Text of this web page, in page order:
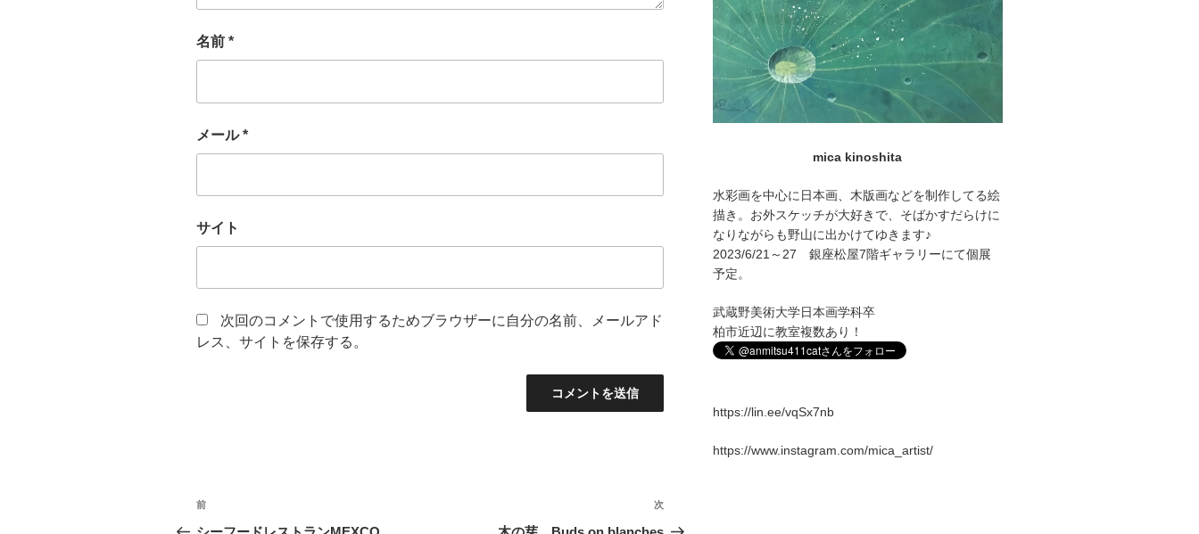
名前 *
メール*
サイト
次回のコメントで使用するためブラウザーに自分の名前、メールアド
レス、サイトを保存する。
投
過
去
前
次
の
次
mica kinoshita
水彩画を中心に日本画、木版画などを制作してる絵
描き。お外スケッチが大好きで、そばかすだらけに
なりながらも野山に出かけてゆきます♪
2023/6/21～27 銀座松屋7階ギャラリーにて個展
予定。
武蔵野美術大学日本画学科卒
柏市近辺に教室複数あり！
https://lin.ee/vqSx7nb
https://www.instagram.com/mica_artist/